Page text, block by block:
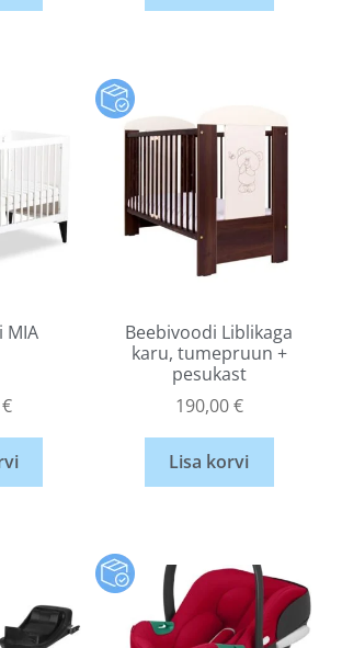
MIA
€
Beebivoodi Liblikaga
karu, tumepruun +
pesukast
190,00€
Lisa korvi